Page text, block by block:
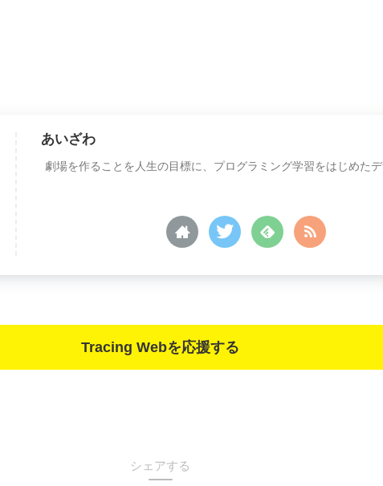
あいざわ
劇場を作ることを人生の目標に、プログラミング学習をはじめたデ
Tracing Webを応援する
シェアする